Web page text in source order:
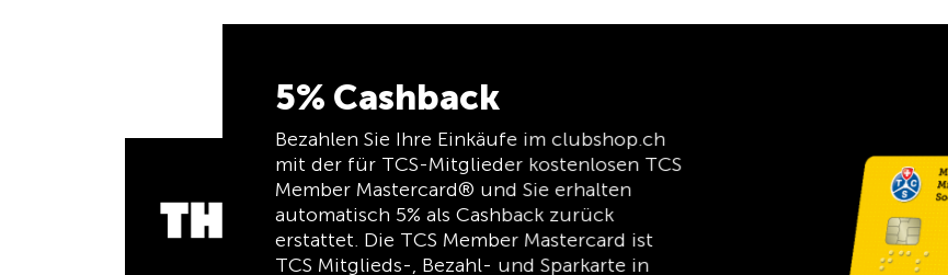
5% Cashback
Bezahlen Sie Ihre Einkäufe im clubshop.ch
mit der für TCS-Mitglieder kostenlosen TCS
Member Mastercard® und Sie erhalten
automatisch 5% als Cashback zurück
erstattet. Die TCS Member Mastercard ist
TCS Mitglieds-, Bezahl- und Sparkarte in